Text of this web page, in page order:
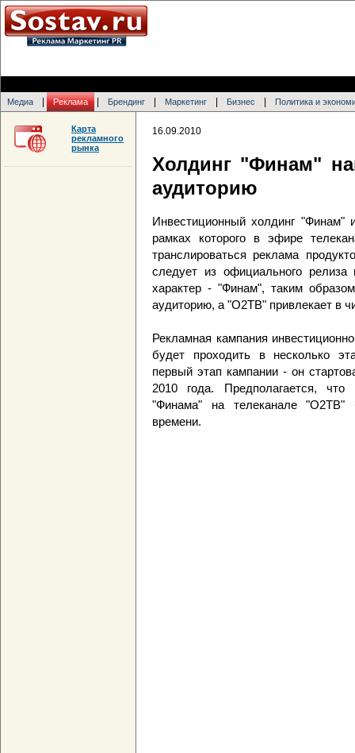
Медиа Реклама Брендинг Маркетинг Бизнес Политика и
16.09.2010
Холдинг "Финам"
аудиторию
Инвестиционный холдинг "Финам"
рамках которого в эфире
транслироваться реклама
следует из официального релиза
характер - "Финам", таким
аудиторию, а "О2ТВ" привлекает в
Рекламная кампания
будет проходить в несколько
первый этап кампании - он
2010 года. Предполагается,
"Финама" на телеканале "О2ТВ"
времени.
Карта
рекламного
рынка